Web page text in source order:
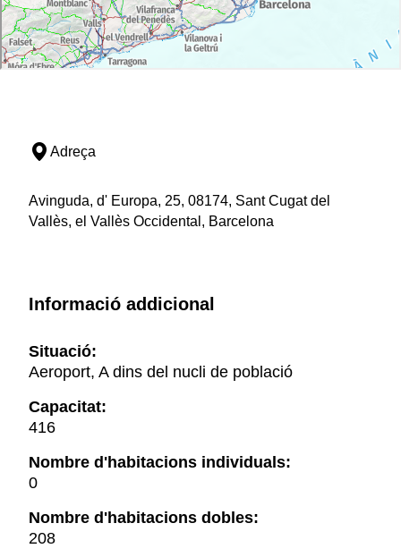
Adreça
Avinguda, d' Europa, 25, 08174, Sant Cugat del
Vallès, el Vallès Occidental, Barcelona
Informació addicional
Situació:
Aeroport, A dins del nucli de població
Capacitat:
416
Nombre d'habitacions individuals:
0
Nombre d'habitacions dobles:
208